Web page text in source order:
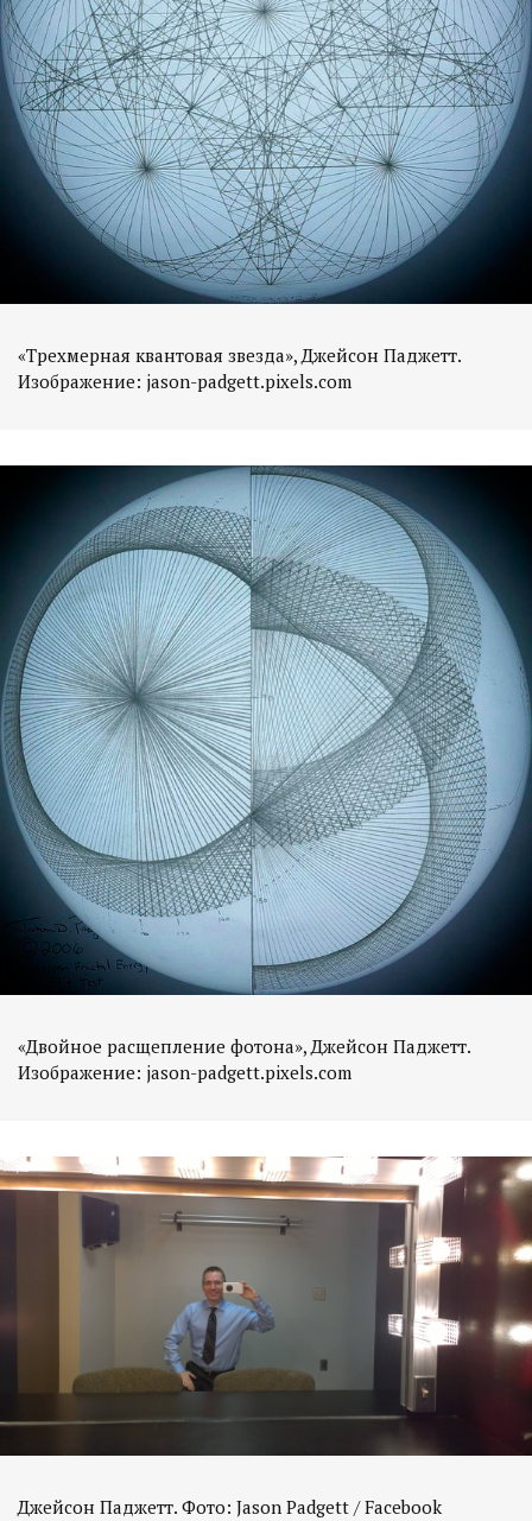
«Трехмерная квантовая звезда», Джейсон Паджетт.
«Двойное расщепление фотона», Джейсон Паджетт.
Джейсон Паджетт. Фото: Jason Padgett / Facebook